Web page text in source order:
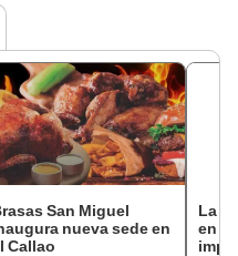
San Miguel
nueva sede en
Callao
La
en